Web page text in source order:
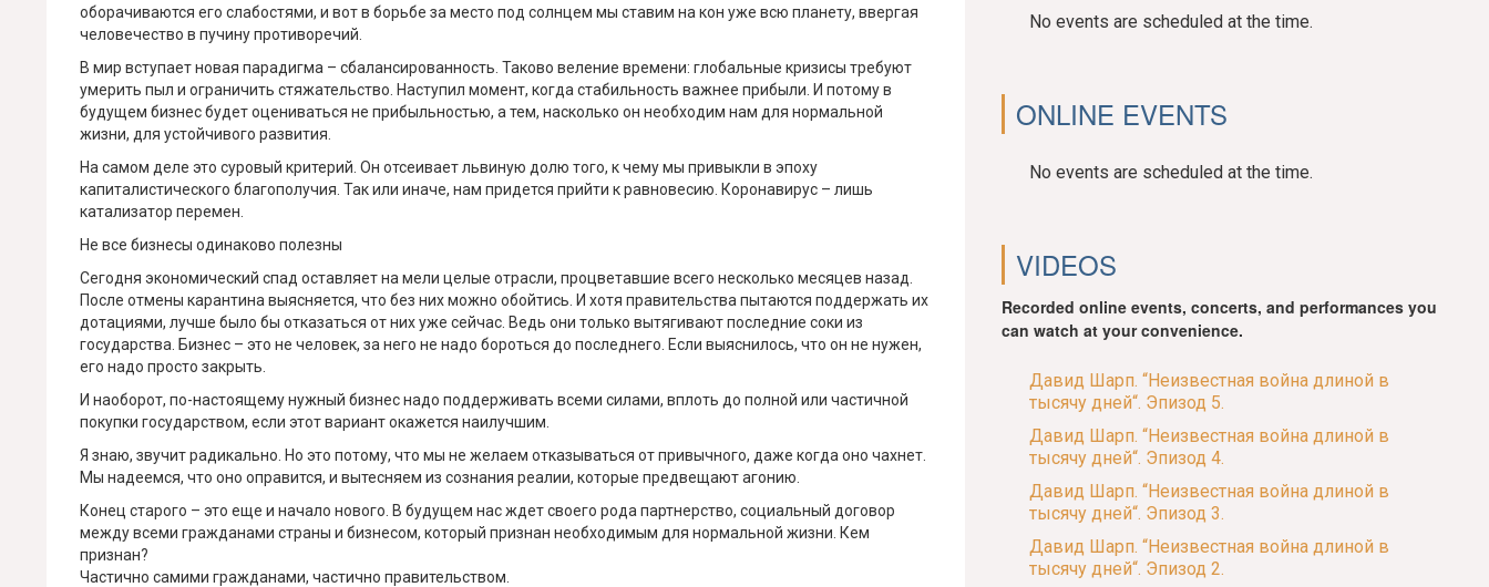
оборачиваются его слабостями, и вот в борьбе за место под солнцем мы ставим на кон уже всю планету, ввергая
человечество в пучину противоречий.
В мир вступает новая парадигма – сбалансированность. Таково веление времени: глобальные кризисы требуют
умерить пыл и ограничить стяжательство. Наступил момент, когда стабильность важнее прибыли. И потому в
будущем бизнес будет оцениваться не прибыльностью, а тем, насколько он необходим нам для нормальной
жизни, для устойчивого развития.
На самом деле это суровый критерий. Он отсеивает львиную долю того, к чему мы привыкли в эпоху
капиталистического благополучия. Так или иначе, нам придется прийти к равновесию. Коронавирус – лишь
катализатор перемен.
Не все бизнесы одинаково полезны
Сегодня экономический спад оставляет на мели целые отрасли, процветавшие всего несколько месяцев назад.
После отмены карантина выясняется, что без них можно обойтись. И хотя правительства пытаются поддержать их
дотациями, лучше было бы отказаться от них уже сейчас. Ведь они только вытягивают последние соки из
государства. Бизнес – это не человек, за него не надо бороться до последнего. Если выяснилось, что он не нужен,
его надо просто закрыть.
И наоборот, по-настоящему нужный бизнес надо поддерживать всеми силами, вплоть до полной или частичной
покупки государством, если этот вариант окажется наилучшим.
Я знаю, звучит радикально. Но это потому, что мы не желаем отказываться от привычного, даже когда оно чахнет.
Мы надеемся, что оно оправится, и вытесняем из сознания реалии, которые предвещают агонию.
Конец старого – это еще и начало нового. В будущем нас ждет своего рода партнерство, социальный договор
между всеми гражданами страны и бизнесом, который признан необходимым для нормальной жизни. Кем
признан?
Частично самими гражданами, частично правительством.
No events are scheduled at the time.
ONLINE EVENTS
No events are scheduled at the time.
VIDEOS
Recorded online events, concerts, and performances you
can watch at your convenience.
Давид Шарп. “Неизвестная война длиной в
тысячу дней“. Эпизод 5.
Давид Шарп. “Неизвестная война длиной в
тысячу дней“. Эпизод 4.
Давид Шарп. “Неизвестная война длиной в
тысячу дней“. Эпизод 3.
Давид Шарп. “Неизвестная война длиной в
тысячу дней“. Эпизод 2.